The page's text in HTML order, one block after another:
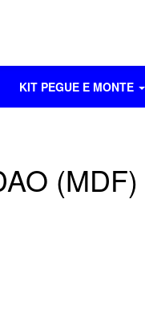
KIT PEGUE E MONTE
(MDF)